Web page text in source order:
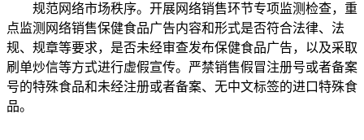
规范网络市场秩序。开展网络销售环节专项监测检查，重
点监测网络销售保健食品广告内容和形式是否符合法律、法
规、规章等要求，是否未经审查发布保健食品广告，以及采取
刷单炒信等方式进行虚假宣传。严禁销售假冒注册号或者备案
号的特殊食品和未经注册或者备案、无中文标签的进口特殊食
品。